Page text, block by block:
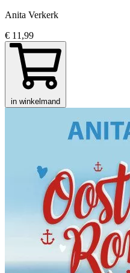
Anita Verkerk
€ 11,99
in winkelmand